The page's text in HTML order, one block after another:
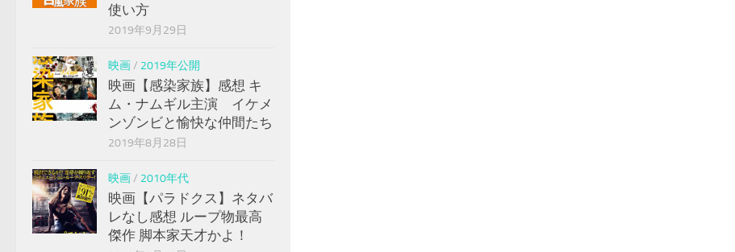
使い方
2019年9月29日
映画/ 2019年公開
映画【感染家族】感想 キ
ム・ナムギル主演 イケメ
ンゾンビと愉快な仲間たち
2019年8月28日
映画/ 2010年代
映画【パラドクス】ネタバ
レなし感想 ループ物最高
傑作 脚本家天才かよ！